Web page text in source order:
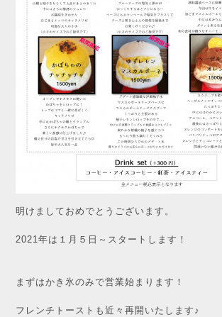
明けましておめでとうございます。
2021年は１月５日～スタートします！
まずはかき氷のみで営業始まります！
フレンチトーストも近々再開いたします♪